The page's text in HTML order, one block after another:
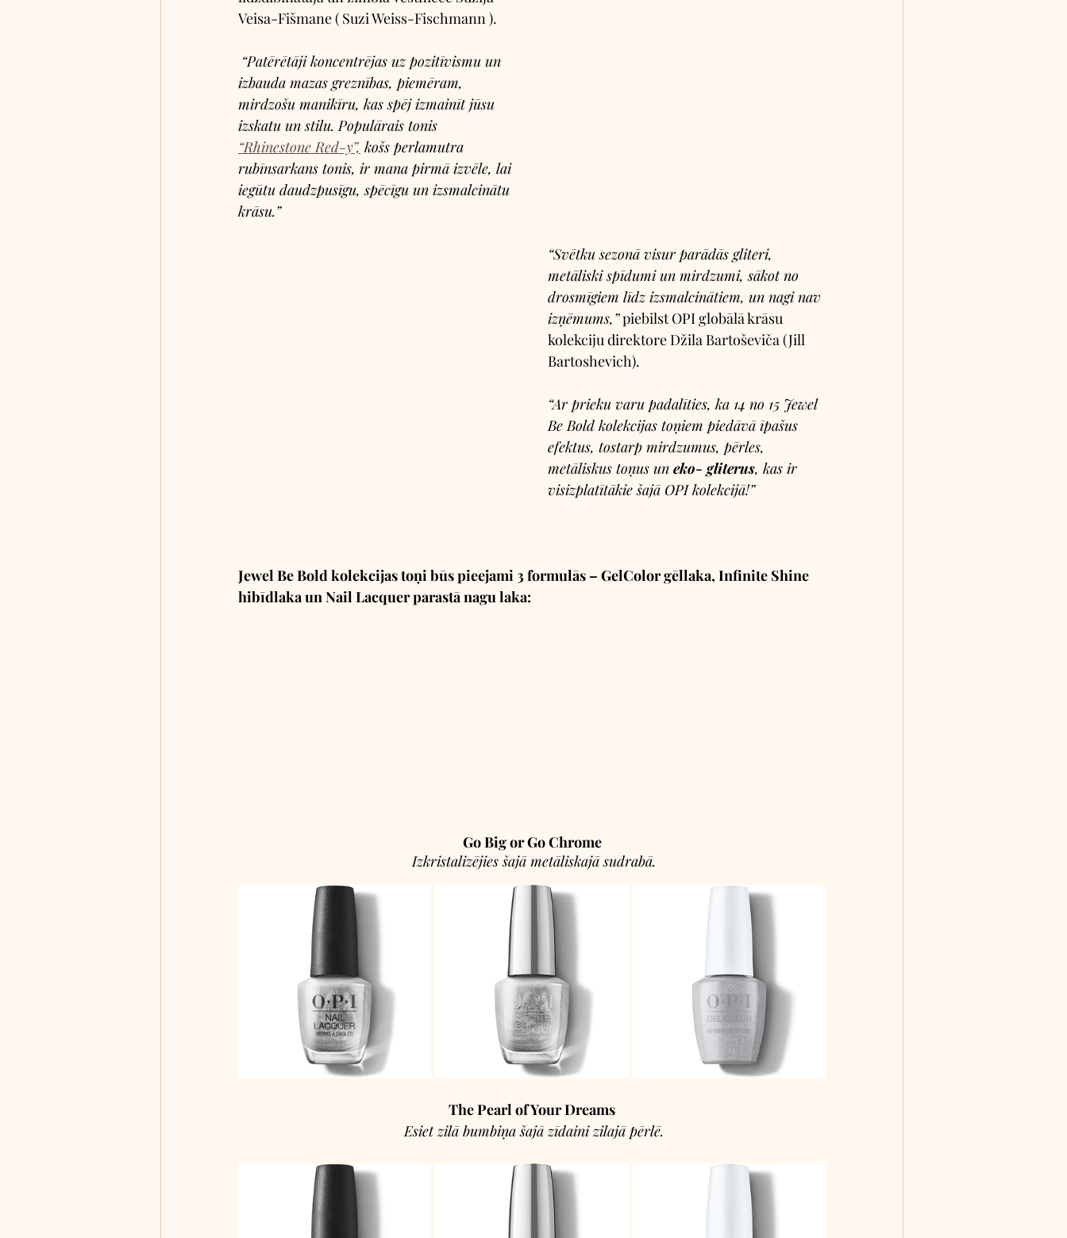
Veisa-Fišmane ( Suzi Weiss-Fischmann ).
“Patērētāji koncentrējas uz pozitīvismu un
izbauda mazas greznības, piemēram,
mirdzošu manikīru, kas spēj izmainīt jūsu
izskatu un stilu. Populārais tonis
“Rhinestone Red-y”, košs perlamutra
rubīnsarkans tonis, ir mana pirmā izvēle, lai
iegūtu daudzpusīgu, spēcīgu un izsmalcinātu
krāsu.”
“Svētku sezonā visur parādās gliteri,
metāliski spīdumi un mirdzumi, sākot no
drosmīgiem līdz izsmalcinātiem, un nagi nav
izņēmums,” piebilst OPI globālā krāsu
kolekciju direktore Džila Bartoševiča (Jill
Bartoshevich).
“Ar prieku varu padalīties, ka 14 no 15 Jewel
Be Bold kolekcijas toņiem piedāvā īpašus
efektus, tostarp mirdzumus, pērles,
metāliskus toņus un eko- gliterus, kas ir
visizplatītākie šajā OPI kolekcijā!”
Jewel Be Bold kolekcijas toņi būs pieejami 3 formulās – GelColor gēllaka, Infinite Shine
hibīdlaka un Nail Lacquer parastā nagu laka:
Go Big or Go Chrome
Izkristalizējies šajā metāliskajā sudrabā.
The Pearl of Your Dreams
Esiet zilā bumbiņa šajā zīdaini zilajā pērlē.